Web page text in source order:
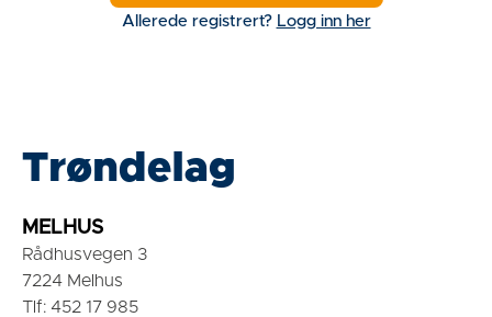
Allerede registrert? Logg inn her
Trøndelag
MELHUS
Rådhusvegen 3
7224 Melhus
Tlf: 452 17 985